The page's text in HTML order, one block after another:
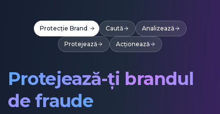
Protecție Brand Caută Analizează
Protejează Acționează
Descoperă variații ale